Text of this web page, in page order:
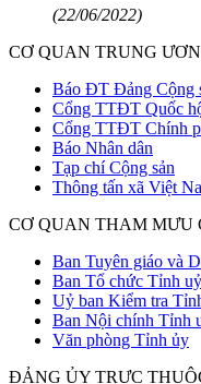
(22/06/2022)
CƠ QUAN TRUNG
Báo ĐT Đảng Cộng
Cổng TTĐT Quốc
Cổng TTĐT Chính
Báo Nhân dân
Tạp chí Cộng sản
Thông tấn xã Việt
CƠ QUAN THAM MƯU
Ban Tuyên giáo và
Ban Tổ chức Tỉnh uỷ
Uỷ ban Kiểm tra
Ban Nội chính Tỉnh
Văn phòng Tỉnh ủy
ĐẢNG ỦY TRỰC